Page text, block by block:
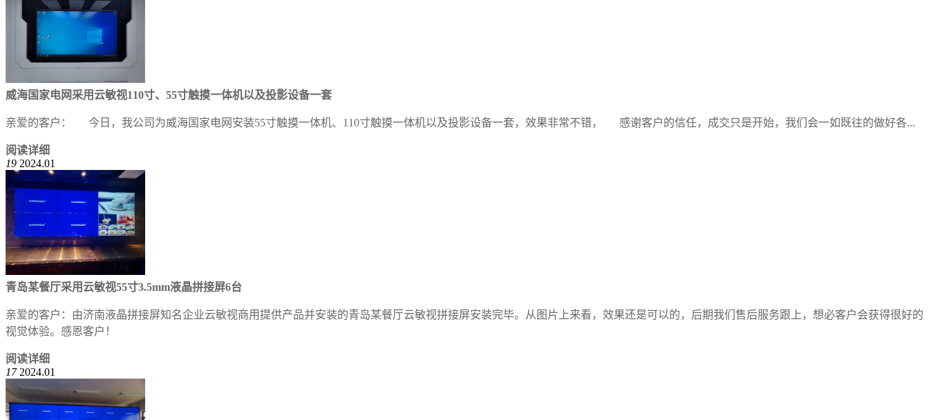
威海国家电网采用云敏视110寸、55寸触摸一体机以及投影设备一套
亲爱的客户： 今日，我公司为威海国家电网安装55寸触摸一体机、110寸触摸一体机以及投影设备一套，效果非常不错， 感谢客户的信任，成交只是开始，我们会一如既往的做好各...
阅读详细
19 2024.01
青岛某餐厅采用云敏视55寸3.5mm液晶拼接屏6台
亲爱的客户：由济南液晶拼接屏知名企业云敏视商用提供产品并安装的青岛某餐厅云敏视拼接屏安装完毕。从图片上来看，效果还是可以的，后期我们售后服务跟上，想必客户会获得很好的
视觉体验。感恩客户！
阅读详细
172024.01